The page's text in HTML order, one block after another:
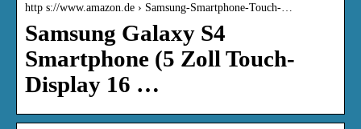
http s://www.amazon.de › Samsung-Smartphone-Touch-…
Samsung Galaxy S4
Smartphone (5 Zoll Touch-
Display 16 …